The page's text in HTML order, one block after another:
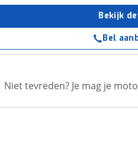
Bekijk
Bel
Niet tevreden? Je mag je